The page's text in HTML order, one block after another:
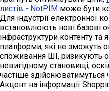
листів - NotPIM може бути
Для індустрії електронної
встановлюють нові базові
інфраструктури контенту та
платформи, які не зможуть
споживання ШІ, ризикують
невигідному становищі,
частіше здійснюватимуться
Акцент на інформації